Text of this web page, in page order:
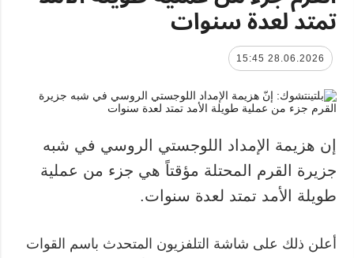
تمتد لعدة سنوات
28.06.2026 15:45
إن هزيمة الإمداد اللوجستي الروسي في شبه
جزيرة القرم المحتلة مؤقتاً هي جزء من عملية
طويلة الأمد تمتد لعدة سنوات.
أعلن ذلك على شاشة التلفزيون المتحدث باسم القوات